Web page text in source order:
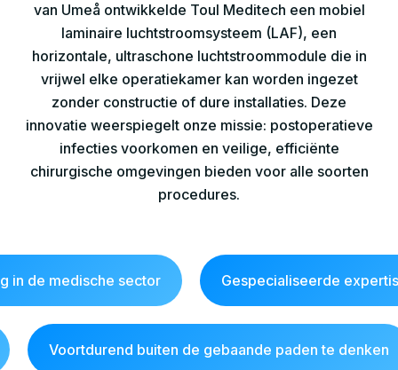
van Umeå ontwikkelde Toul Meditech een mobiel
laminaire luchtstroomsysteem (LAF), een
horizontale, ultraschone luchtstroommodule die in
vrijwel elke operatiekamer kan worden ingezet
zonder constructie of dure installaties. Deze
innovatie weerspiegelt onze missie: postoperatieve
infecties voorkomen en veilige, efficiënte
chirurgische omgevingen bieden voor alle soorten
procedures.
in de medische sector Gespecialiseerde
Voortdurend buiten de gebaande paden te denken